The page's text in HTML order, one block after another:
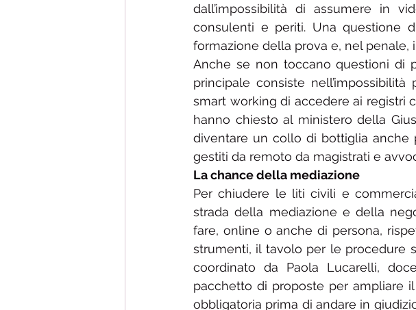
dall’impossibilità di assumere in
consulenti e periti. Una questione
formazione della prova e, nel penale,
Anche se non toccano questioni di
principale consiste
smart working di accedere ai registri
hanno chiesto al ministero della
diventare un collo di bottiglia
gestiti da remoto da magistrati e
La chance della mediazione
Per chiudere le liti civili e
strada della mediazione e della
fare, online o anche di persona,
strumenti, il tavolo per le procedure
coordinato da Paola Lucarelli,
pacchetto di proposte per ampliare
obbligatoria prima di andare in